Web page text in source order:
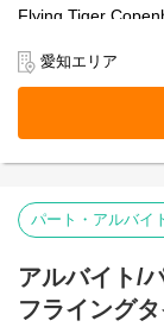
Flying Tiger
○店長候補として、
○ストア業務管理
-接客・販売
-品出し
-ディスプレイ
-在庫管理・発注・
基本業務に加え、
愛知エリア
パート・アルバイ
アルバイト/
フライング